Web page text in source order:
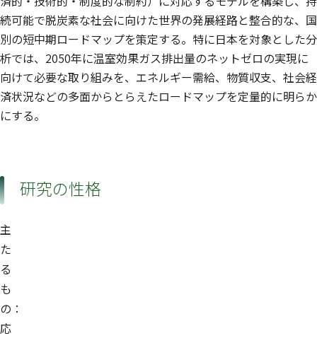
続可能で脱炭素な社会に向けた世界の発展経路と整合的な、国
別の短中期ロードマップを策定する。特に日本を対象とした分
析では、2050年に温室効果ガス排出量のネットゼロの実現に
向けて必要な取り組みを、エネルギー需給、物質収支、社会経
済状況などの多面からとらえたロードマップを定量的に明らか
にする。
研究の性格
主
た
る
も
の：
応